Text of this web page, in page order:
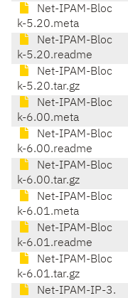
Net-IPAM-Bloc
k-5.20.meta
Net-IPAM-Bloc
k-5.20.readme
Net-IPAM-Bloc
k-5.20.tar.gz
Net-IPAM-Bloc
k-6.00.meta
Net-IPAM-Bloc
k-6.00.readme
Net-IPAM-Bloc
k-6.00.tar.gz
Net-IPAM-Bloc
k-6.01.meta
Net-IPAM-Bloc
k-6.01.readme
Net-IPAM-Bloc
k-6.01.tar.gz
Net-IPAM-IP-3.